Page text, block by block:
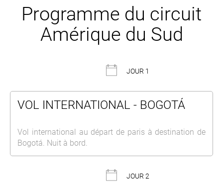
Programme du circuit
Amérique du Sud
JOUR 1
VOL INTERNATIONAL - BOGOTÁ
Vol international au départ de paris à destination de
Bogotá. Nuit à bord.
JOUR 2